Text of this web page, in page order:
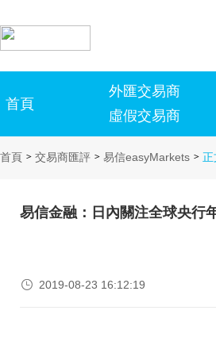
首頁
外匯交易商
虛假交易商
首頁 > 交易商匯評 > 易信easyMarkets > 正
易信金融：日內關注全球央行
 2019-08-23 16:12:19